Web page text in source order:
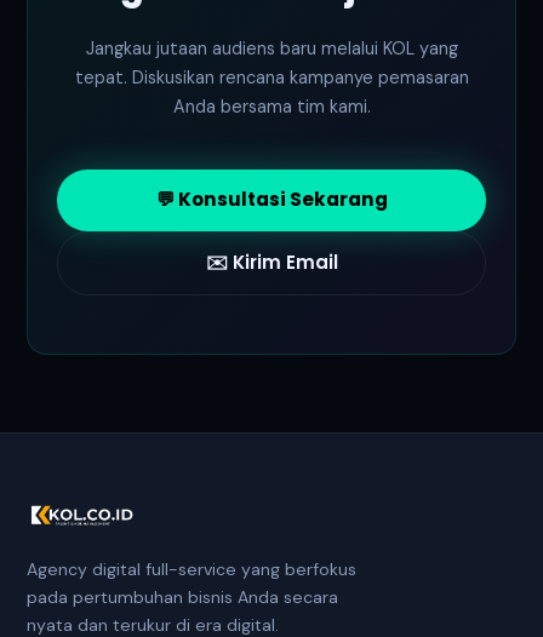
Jangkau jutaan audiens baru melalui KOL yang
tepat. Diskusikan rencana kampanye pemasaran
Anda bersama tim kami.
💬 Konsultasi Sekarang
✉️ Kirim Email
Agency digital full-service yang berfokus
pada pertumbuhan bisnis Anda secara
nyata dan terukur di era digital.